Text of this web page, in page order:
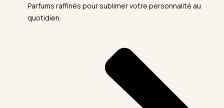
Parfums raffinés pour sublimer votre personnalité au
quotidien.